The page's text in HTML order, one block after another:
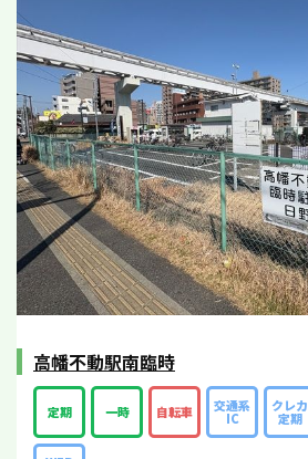
高幡不動駅南臨時
定期 一時 自転車 交通系
IC
クレカ
定期